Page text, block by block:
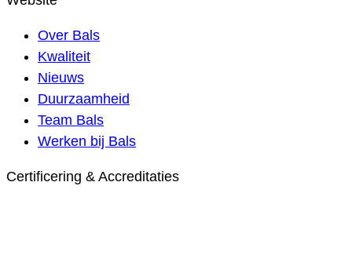
Over Bals
Kwaliteit
Nieuws
Duurzaamheid
Team Bals
Werken bij Bals
Certificering & Accreditaties